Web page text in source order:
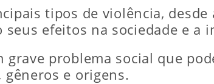
tipos de violência,
seus efeitos na sociedade e a
grave problema social que
gêneros e origens.